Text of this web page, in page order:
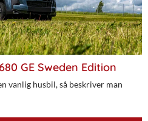
GE Sweden Edition
vanlig husbil, så beskriver man